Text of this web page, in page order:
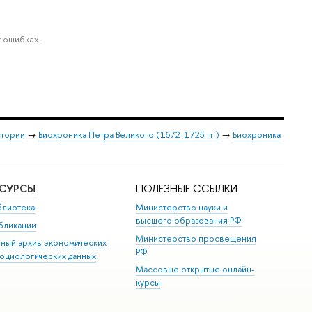
→ Биохроника Петра Великого (1672-1725 гг.) → Биохроника
архив экономических
данных
ПОЛЕЗНЫЕ ССЫЛКИ
Министерство науки и
высшего образования РФ
Министерство просвещения
РФ
Массовые открытые онлайн-
курсы